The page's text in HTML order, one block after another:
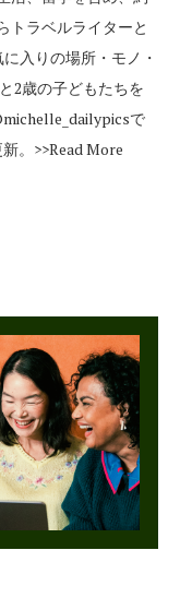
トラベルライターと
入りの場所・モノ・
2歳の子どもたちを
で
。 >>Read More